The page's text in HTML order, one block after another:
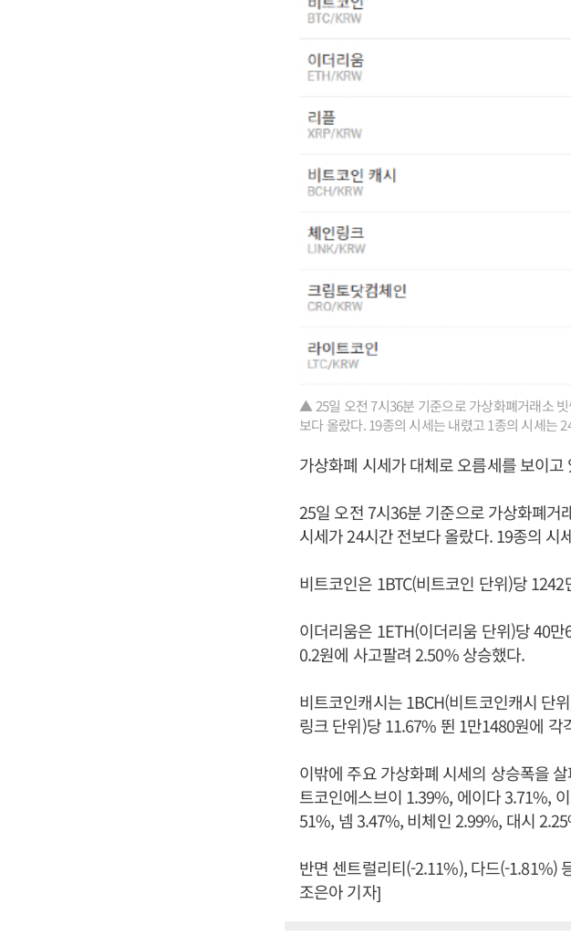
▲ 25일 오전 7시36분 기준으로 가상화폐거래소
보다 올랐다. 19종의 시세는 내렸고 1종의 시세는
가상화폐 시세가 대체로 오름세를 보이고
25일 오전 7시36분 기준으로 가상화폐
시세가 24시간 전보다 올랐다. 19종의
비트코인은 1BTC(비트코인 단위)당
이더리움은 1ETH(이더리움 단위)당 40
0.2원에 사고팔려 2.50% 상승했다.
비트코인캐시는 1BCH(비트코인캐시 단
링크 단위)당 11.67% 뛴 1만1480원에 각
이밖에 주요 가상화폐 시세의 상승폭을
트코인에스브이 1.39%, 에이다 3.71%,
51%, 넴 3.47%, 비체인 2.99%, 대시
반면 센트럴리티(-2.11%), 다드(-1.81%)
조은아 기자]